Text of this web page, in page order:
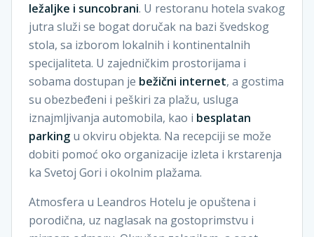
ležaljke i suncobrani. U restoranu hotela svakog
jutra služi se bogat doručak na bazi švedskog
stola, sa izborom lokalnih i kontinentalnih
specijaliteta. U zajedničkim prostorijama i
sobama dostupan je bežični internet, a gostima
su obezbeđeni i peškiri za plažu, usluga
iznajmljivanja automobila, kao i besplatan
parking u okviru objekta. Na recepciji se može
dobiti pomoć oko organizacije izleta i krstarenja
ka Svetoj Gori i okolnim plažama.
Atmosfera u Leandros Hotelu je opuštena i
porodična, uz naglasak na gostoprimstvu i